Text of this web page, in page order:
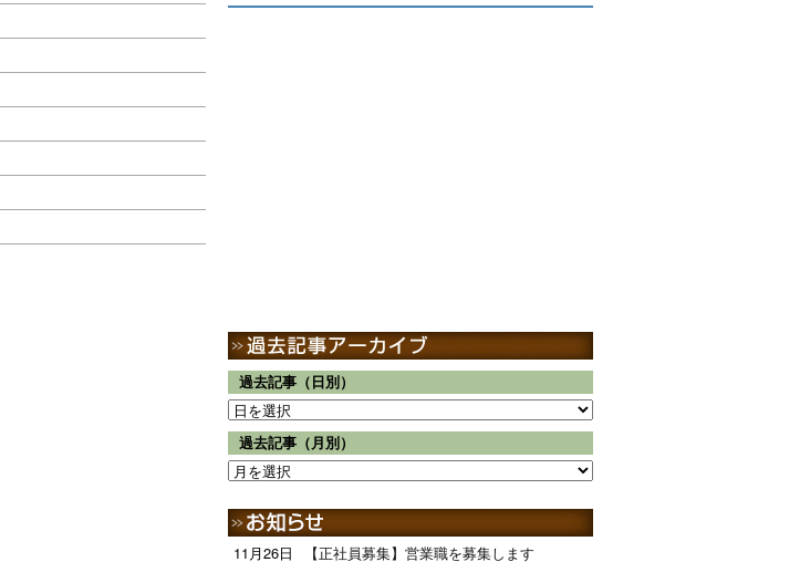
過去記事（日別）
過去記事（月別）
11月26日 【正社員募集】営業職を募集します